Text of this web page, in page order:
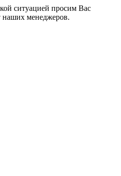
ситуацией просим Вас
наших менеджеров.